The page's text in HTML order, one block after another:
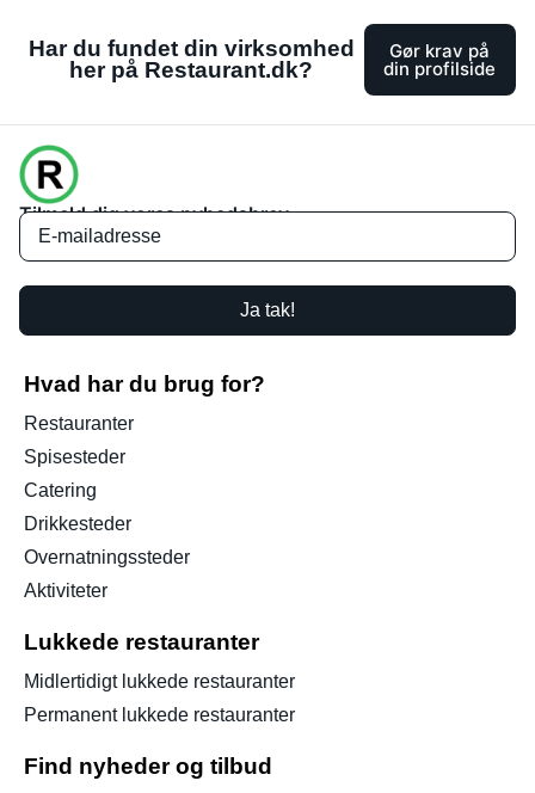
Har du fundet din virksomhed
her på Restaurant.dk?
Gør krav på
din profilside
Tilmeld dig vores nyhedsbrev
Ja tak!
Hvad har du brug for?
Restauranter
Spisesteder
Catering
Drikkesteder
Overnatningssteder
Aktiviteter
Lukkede restauranter
Midlertidigt lukkede restauranter
Permanent lukkede restauranter
Find nyheder og tilbud